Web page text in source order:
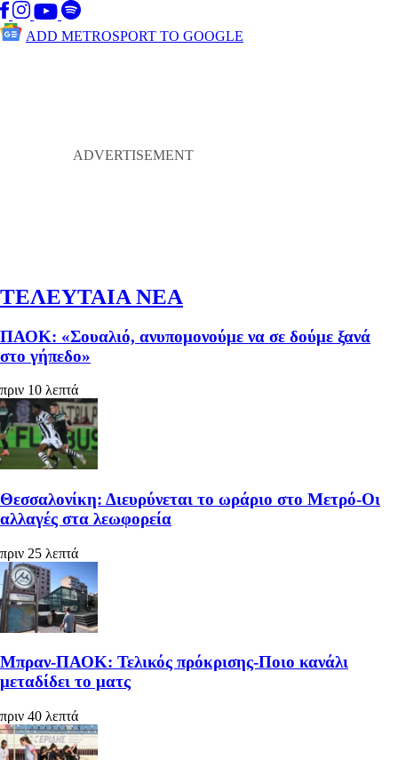
ADD METROSPORT TO GOOGLE
ΤΕΛΕΥΤΑΙΑ ΝΕΑ
ΠΑΟΚ: «Σουαλιό, ανυπομονούμε να σε δούμε ξανά
στο γήπεδο»
πριν 10 λεπτά
Θεσσαλονίκη: Διευρύνεται το ωράριο στο Μετρό-Οι
αλλαγές στα λεωφορεία
πριν 25 λεπτά
Μπραν-ΠΑΟΚ: Τελικός πρόκρισης-Ποιο κανάλι
μεταδίδει το ματς
πριν 40 λεπτά